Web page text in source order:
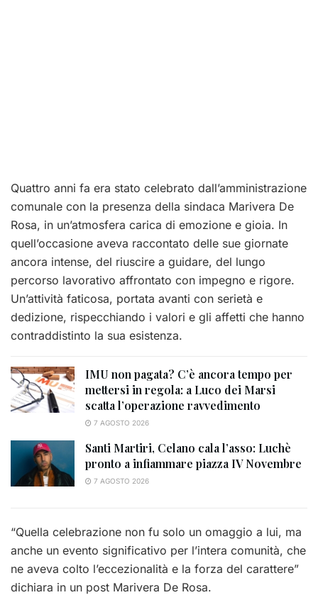
Quattro anni fa era stato celebrato dall’amministrazione
comunale con la presenza della sindaca Marivera De
Rosa, in un’atmosfera carica di emozione e gioia. In
quell’occasione aveva raccontato delle sue giornate
ancora intense, del riuscire a guidare, del lungo
percorso lavorativo affrontato con impegno e rigore.
Un’attività faticosa, portata avanti con serietà e
dedizione, rispecchiando i valori e gli affetti che hanno
contraddistinto la sua esistenza.
IMU non pagata? C’è ancora tempo per
mettersi in regola: a Luco dei Marsi
scatta l’operazione ravvedimento
7 AGOSTO 2026
Santi Martiri, Celano cala l’asso: Luchè
pronto a infiammare piazza IV Novembre
7 AGOSTO 2026
“Quella celebrazione non fu solo un omaggio a lui, ma
anche un evento significativo per l’intera comunità, che
ne aveva colto l’eccezionalità e la forza del carattere”
dichiara in un post Marivera De Rosa.